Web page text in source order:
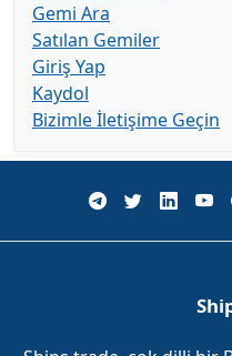
Gemi Ara
Satılan Gemiler
Giriş Yap
Kaydol
Bizimle İletişime Geçin